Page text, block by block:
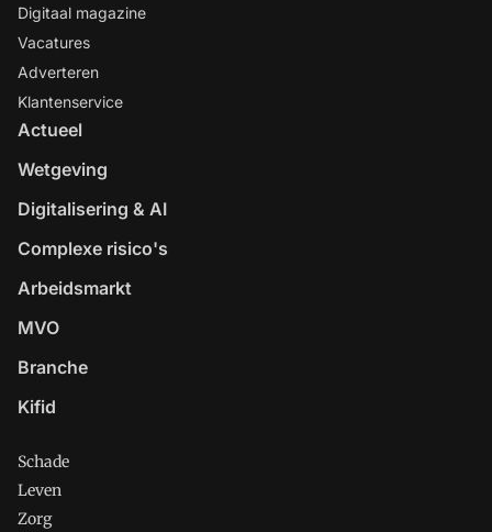
Digitaal magazine
Vacatures
Adverteren
Klantenservice
Actueel
Wetgeving
Digitalisering & AI
Complexe risico's
Arbeidsmarkt
MVO
Branche
Kifid
Schade
Leven
Zorg